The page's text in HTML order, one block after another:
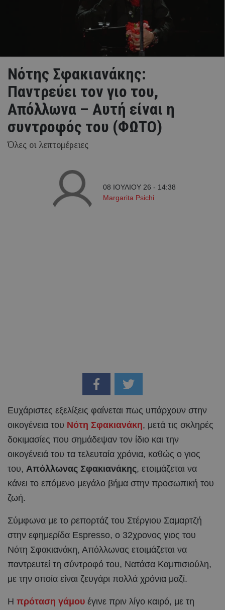
Νότης Σφακιανάκης:
Παντρεύει τον γιο του,
Απόλλωνα – Aυτή είναι η
συντροφός του (ΦΩΤΟ)
Όλες οι λεπτομέρειες
08 ΙΟΥΛΙΟΥ 26 - 14:38
Margarita Psichi
Ευχάριστες εξελίξεις φαίνεται πως υπάρχουν στην
οικογένεια του Νότη Σφακιανάκη, μετά τις σκληρές
δοκιμασίες που σημάδεψαν τον ίδιο και την
οικογένειά του τα τελευταία χρόνια, καθώς ο γιος
του, Απόλλωνας Σφακιανάκης, ετοιμάζεται να
κάνει το επόμενο μεγάλο βήμα στην προσωπική του
ζωή.
Σύμφωνα με το ρεπορτάζ του Στέργιου Σαμαρτζή
στην εφημερίδα Espresso, o 32χρονος γιος του
Νότη Σφακιανάκη, Απόλλωνας ετοιμάζεται να
παντρευτεί τη σύντροφό του, Νατάσα Καμπισιούλη,
με την οποία είναι ζευγάρι πολλά χρόνια μαζί.
Η πρόταση γάμου έγινε πριν λίγο καιρό, με τη